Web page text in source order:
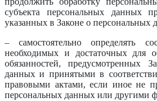
субъекта персональных данных
указанных в Законе о персональных
– самостоятельно определять
необходимых и достаточных для
обязанностей, предусмотренных
данных и принятыми в
правовыми актами, если иное не
персональных данных или другими